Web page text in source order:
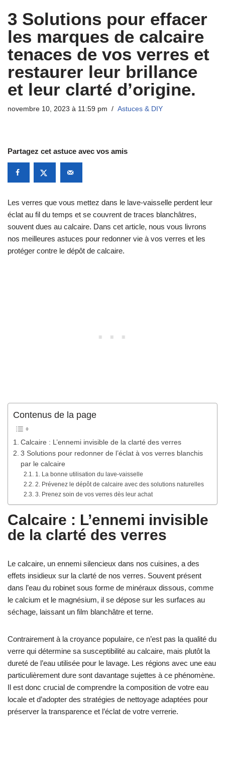
3 Solutions pour effacer
les marques de calcaire
tenaces de vos verres et
restaurer leur brillance
et leur clarté d’origine.
novembre 10, 2023 à 11:59 pm Astuces & DIY
Partagez cet astuce avec vos amis
Les verres que vous mettez dans le lave-vaisselle perdent leur
éclat au fil du temps et se couvrent de traces blanchâtres,
souvent dues au calcaire. Dans cet article, nous vous livrons
nos meilleures astuces pour redonner vie à vos verres et les
protéger contre le dépôt de calcaire.
Contenus de la page
Calcaire : L’ennemi invisible de la clarté des verres
3 Solutions pour redonner de l’éclat à vos verres blanchis
par le calcaire
1. La bonne utilisation du lave-vaisselle
2. Prévenez le dépôt de calcaire avec des solutions naturelles
3. Prenez soin de vos verres dès leur achat
Calcaire : L’ennemi invisible
de la clarté des verres
Le calcaire, un ennemi silencieux dans nos cuisines, a des
effets insidieux sur la clarté de nos verres. Souvent présent
dans l’eau du robinet sous forme de minéraux dissous, comme
le calcium et le magnésium, il se dépose sur les surfaces au
séchage, laissant un film blanchâtre et terne.
Contrairement à la croyance populaire, ce n’est pas la qualité du
verre qui détermine sa susceptibilité au calcaire, mais plutôt la
dureté de l’eau utilisée pour le lavage. Les régions avec une eau
particulièrement dure sont davantage sujettes à ce phénomène.
Il est donc crucial de comprendre la composition de votre eau
locale et d’adopter des stratégies de nettoyage adaptées pour
préserver la transparence et l’éclat de votre verrerie.